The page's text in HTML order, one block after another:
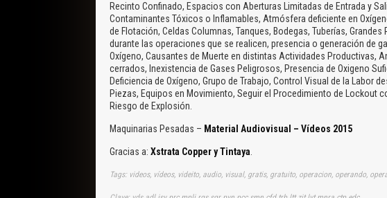
Recinto Confinado, Espacios con Aberturas Limitadas de Entrada y
Contaminantes Tóxicos o Inflamables, Atmósfera deficiente en
de Flotación, Celdas Columnas, Tanques, Bodegas, Tuberías,
durante las operaciones que se realicen, presencia o generación de
Oxígeno, Causantes de Muerte en distintas Actividades Productivas,
cerrados, Inexistencia de Gases Peligrosos, Presencia de Oxigeno
Deficiencia de Oxígeno, Grupo de Trabajo, Control Visual de la Labor
Piezas, Equipos en Movimiento, Seguir el Procedimiento de Lockout
Riesgo de Explosión.
Maquinarias Pesadas – Material Audiovisual – Vídeos 2015
Gracias a: Xstrata Copper y Tintaya.